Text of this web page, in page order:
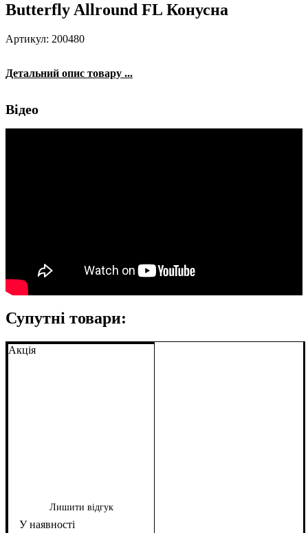
Butterfly Allround FL Конусна
Артикул: 200480
Детальний опис товару ...
Відео
Супутні товари:
Акція
Лишити відгук